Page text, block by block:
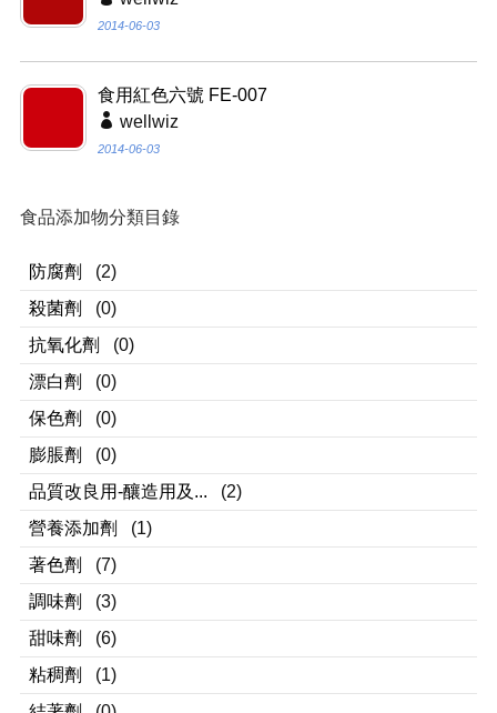
2014-06-03
食用紅色六號 FE-007
wellwiz
2014-06-03
食品添加物分類目錄
防腐劑
(2)
殺菌劑
(0)
抗氧化劑
(0)
漂白劑
(0)
保色劑
(0)
膨脹劑
(0)
品質改良用-釀造用及...
(2)
營養添加劑
(1)
著色劑
(7)
調味劑
(3)
甜味劑
(6)
粘稠劑
(1)